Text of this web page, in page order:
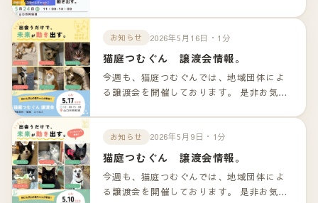
お知らせ 2026年5月16日・1分
猫庭つむぐん 譲渡会情報。
今週も、猫庭つむぐんでは、地域団体によ
る譲渡会を開催しております。 是非お気軽
ンクよりご確認下さいませ。
お知らせ 2026年5月9日・1分
猫庭つむぐん 譲渡会情報。
今週も、猫庭つむぐんでは、地域団体によ
る譲渡会を開催しております。 是非お気軽